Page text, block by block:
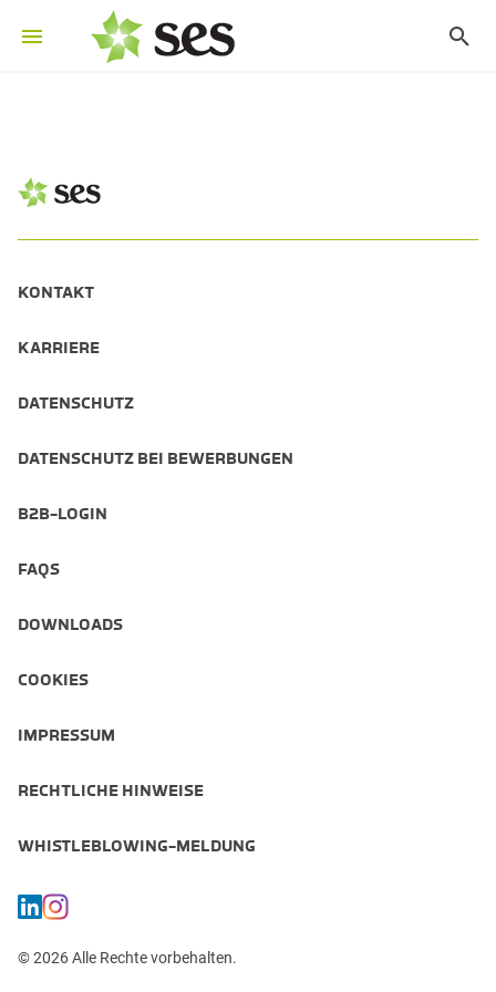
KONTAKT
KARRIERE
DATENSCHUTZ
DATENSCHUTZ BEI BEWERBUNGEN
B2B-LOGIN
FAQS
DOWNLOADS
COOKIES
IMPRESSUM
RECHTLICHE HINWEISE
WHISTLEBLOWING-MELDUNG
© 2026 Alle Rechte vorbehalten.